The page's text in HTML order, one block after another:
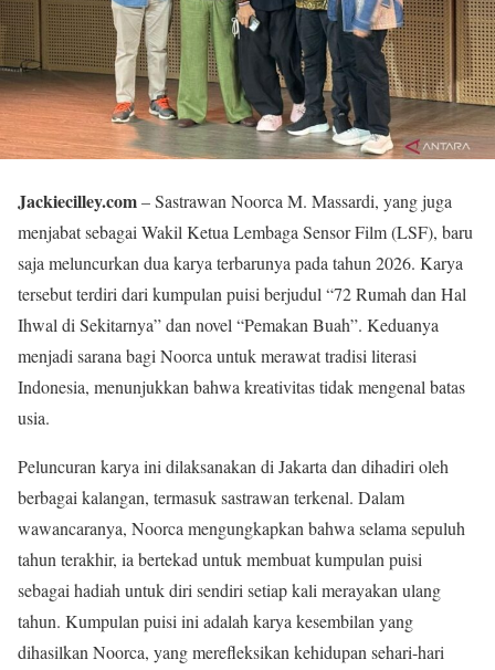
Jackiecilley.com– Sastrawan Noorca M. Massardi, yang juga
menjabat sebagai Wakil Ketua Lembaga Sensor Film (LSF), baru
saja meluncurkan dua karya terbarunya pada tahun 2026. Karya
tersebut terdiri dari kumpulan puisi berjudul “72 Rumah dan Hal
Ihwal di Sekitarnya” dan novel “Pemakan Buah”. Keduanya
menjadi sarana bagi Noorca untuk merawat tradisi literasi
Indonesia, menunjukkan bahwa kreativitas tidak mengenal batas
usia.
Peluncuran karya ini dilaksanakan di Jakarta dan dihadiri oleh
berbagai kalangan, termasuk sastrawan terkenal. Dalam
wawancaranya, Noorca mengungkapkan bahwa selama sepuluh
tahun terakhir, ia bertekad untuk membuat kumpulan puisi
sebagai hadiah untuk diri sendiri setiap kali merayakan ulang
tahun. Kumpulan puisi ini adalah karya kesembilan yang
dihasilkan Noorca, yang merefleksikan kehidupan sehari-hari